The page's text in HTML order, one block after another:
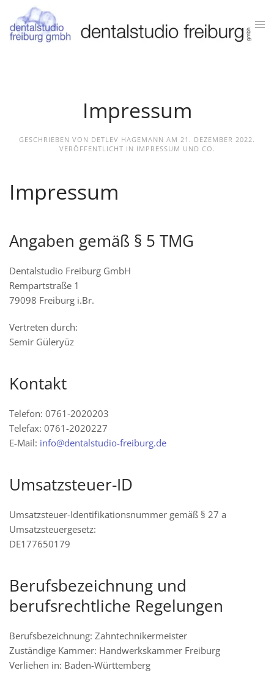
Zum Hauptinhalt springen
Impressum
GESCHRIEBEN VON DETLEV HAGEMANN AM 21. DEZEMBER 2022.
VERÖFFENTLICHT IN IMPRESSUM UND CO .
Impressum
Angaben gemäß § 5 TMG
Dentalstudio Freiburg GmbH
Rempartstraße 1
79098 Freiburg i.Br.
Vertreten durch:
Semir Güleryüz
Kontakt
Telefon: 0761-2020203
Telefax: 0761-2020227
E-Mail: info@dentalstudio-freiburg.de
Umsatzsteuer-ID
Umsatzsteuer-Identifikationsnummer gemäß § 27 a
Umsatzsteuergesetz:
DE177650179
Berufsbezeichnung und
berufsrechtliche Regelungen
Berufsbezeichnung: Zahntechnikermeister
Zuständige Kammer: Handwerkskammer Freiburg
Verliehen in: Baden-Württemberg